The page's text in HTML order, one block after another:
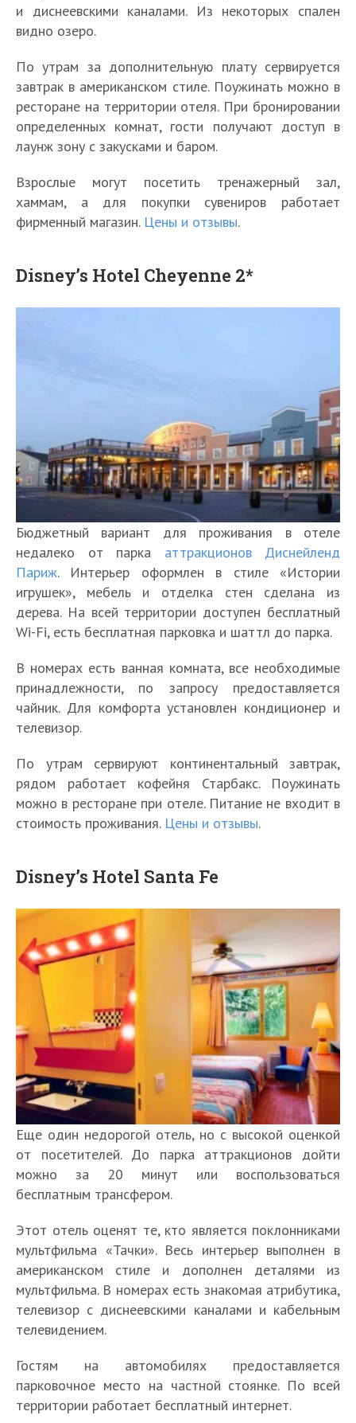
и диснеевскими каналами. Из некоторых спален
видно озеро.
По утрам за дополнительную плату сервируется
завтрак в американском стиле. Поужинать можно в
ресторане на территории отеля. При бронировании
определенных комнат, гости получают доступ в
лаунж зону с закусками и баром.
Взрослые могут посетить тренажерный зал,
хаммам, а для покупки сувениров работает
фирменный магазин. Цены и отзывы.
Disney’s Hotel Cheyenne 2*
Бюджетный вариант для проживания в отеле
недалеко от парка аттракционов Диснейленд
Париж. Интерьер оформлен в стиле «Истории
игрушек», мебель и отделка стен сделана из
дерева. На всей территории доступен бесплатный
Wi-Fi, есть бесплатная парковка и шаттл до парка.
В номерах есть ванная комната, все необходимые
принадлежности, по запросу предоставляется
чайник. Для комфорта установлен кондиционер и
телевизор.
По утрам сервируют континентальный завтрак,
рядом работает кофейня Старбакс. Поужинать
можно в ресторане при отеле. Питание не входит в
стоимость проживания. Цены и отзывы.
Disney’s Hotel Santa Fe
Еще один недорогой отель, но с высокой оценкой
от посетителей. До парка аттракционов дойти
можно за 20 минут или воспользоваться
бесплатным трансфером.
Этот отель оценят те, кто является поклонниками
мультфильма «Тачки». Весь интерьер выполнен в
американском стиле и дополнен деталями из
мультфильма. В номерах есть знакомая атрибутика,
телевизор с диснеевскими каналами и кабельным
телевидением.
Гостям на автомобилях предоставляется
парковочное место на частной стоянке. По всей
территории работает бесплатный интернет.